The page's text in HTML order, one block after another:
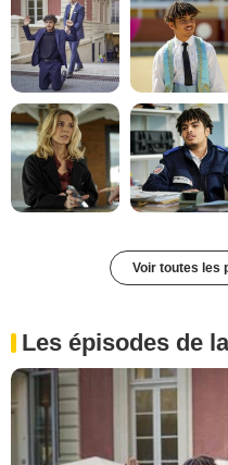
Voir toutes les
Les épisodes de